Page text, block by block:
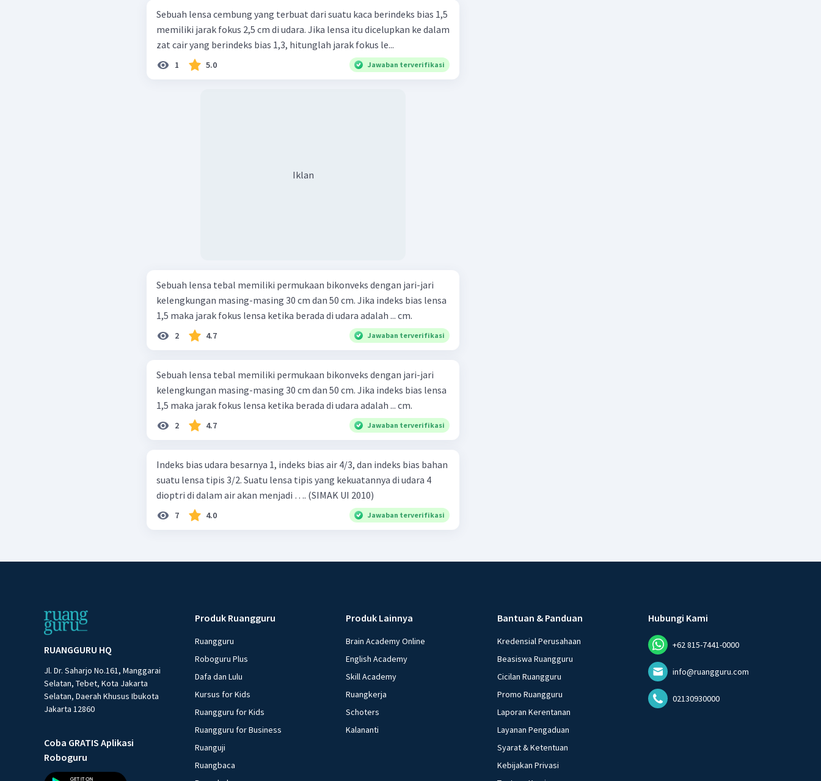
Sebuah lensa cembung yang terbuat dari suatu kaca berindeks bias 1,5
memiliki jarak fokus 2,5 cm di udara. Jika lensa itu dicelupkan ke dalam
zat cair yang berindeks bias 1,3, hitunglah jarak fokus le...
1 5.0 Jawaban terverifikasi
Iklan
Sebuah lensa tebal memiliki permukaan bikonveks dengan jari-jari
kelengkungan masing-masing 30 cm dan 50 cm. Jika indeks bias lensa
1,5 maka jarak fokus lensa ketika berada di udara adalah ... cm.
2 4.7 Jawaban terverifikasi
Sebuah lensa tebal memiliki permukaan bikonveks dengan jari-jari
kelengkungan masing-masing 30 cm dan 50 cm. Jika indeks bias lensa
1,5 maka jarak fokus lensa ketika berada di udara adalah ... cm.
2 4.7 Jawaban terverifikasi
Indeks bias udara besarnya 1, indeks bias air 4/3, dan indeks bias bahan
suatu lensa tipis 3/2. Suatu lensa tipis yang kekuatannya di udara 4
dioptri di dalam air akan menjadi …. (SIMAK UI 2010)
7 4.0 Jawaban terverifikasi
RUANGGURU HQ
Jl. Dr. Saharjo No.161, Manggarai
Selatan, Tebet, Kota Jakarta
Selatan, Daerah Khusus Ibukota
Jakarta 12860
Coba GRATIS Aplikasi
Roboguru
Produk Ruangguru
Ruangguru
Roboguru Plus
Dafa dan Lulu
Kursus for Kids
Ruangguru for Kids
Ruangguru for Business
Ruanguji
Ruangbaca
Produk Lainnya
Brain Academy Online
English Academy
Skill Academy
Ruangkerja
Schoters
Kalananti
Bantuan & Panduan
Kredensial Perusahaan
Beasiswa Ruangguru
Cicilan Ruangguru
Promo Ruangguru
Laporan Kerentanan
Layanan Pengaduan
Syarat & Ketentuan
Kebijakan Privasi
Hubungi Kami
+62 815-7441-0000
info@ruangguru.com
02130930000